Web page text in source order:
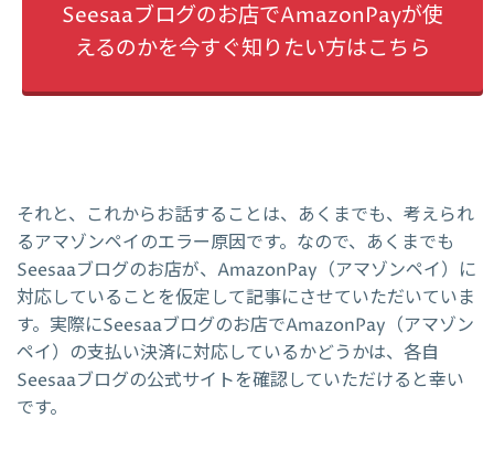
Seesaaブログのお店でAmazonPayが使
えるのかを今すぐ知りたい方はこちら
それと、これからお話することは、あくまでも、考えられ
るアマゾンペイのエラー原因です。なので、あくまでも
Seesaaブログのお店が、AmazonPay（アマゾンペイ）に
対応していることを仮定して記事にさせていただいていま
す。実際にSeesaaブログのお店でAmazonPay（アマゾン
ペイ）の支払い決済に対応しているかどうかは、各自
Seesaaブログの公式サイトを確認していただけると幸い
です。